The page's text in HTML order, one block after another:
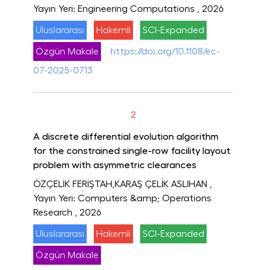
Yayın Yeri: Engineering Computations
, 2026
Uluslararası Hakemli SCI-Expanded
Özgün Makale
https://doi.org/10.1108/ec-
07-2025-0713
2
A discrete differential evolution algorithm
for the constrained single-row facility layout
problem with asymmetric clearances
ÖZÇELİK FERİŞTAH,KARAŞ ÇELİK ASLIHAN
Yayın Yeri: Computers &amp; Operations
Research
, 2026
Uluslararası Hakemli SCI-Expanded
Özgün Makale